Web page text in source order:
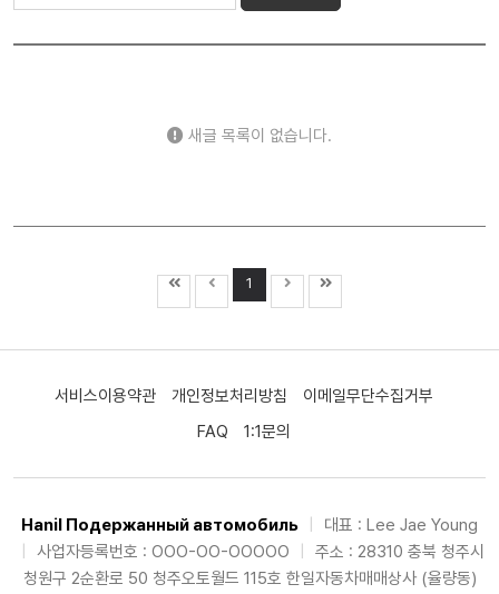
새글 목록이 없습니다.
1
서비스이용약관 개인정보처리방침
이메일무단수집거부
FAQ
1:1문의
Hanil Подержанный автомобиль
대표 : Lee Jae Young
사업자등록번호 : OOO-OO-OOOOO
주소 : 28310 충북 청주시
청원구 2순환로 50 청주오토월드 115호 한일자동차매매상사 (율량동)